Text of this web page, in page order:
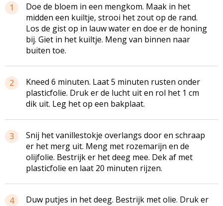
1
Doe de bloem in een mengkom. Maak in het
midden een kuiltje, strooi het zout op de rand.
Los de gist op in lauw water en doe er de honing
bij. Giet in het kuiltje. Meng van binnen naar
buiten toe.
2
Kneed 6 minuten. Laat 5 minuten rusten onder
plasticfolie. Druk er de lucht uit en rol het 1 cm
dik uit. Leg het op een bakplaat.
3
Snij het vanillestokje overlangs door en schraap
er het merg uit. Meng met rozemarijn en de
olijfolie. Bestrijk er het deeg mee. Dek af met
plasticfolie en laat 20 minuten rijzen.
4
Duw putjes in het deeg. Bestrijk met olie. Druk er